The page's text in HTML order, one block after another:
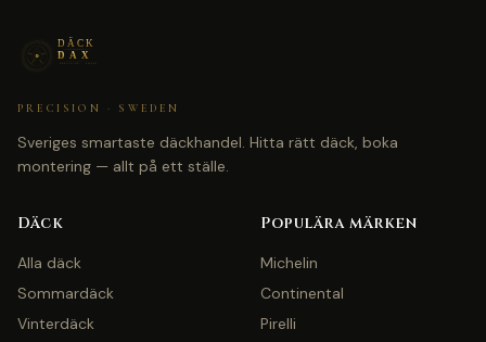
PRECISION · SWEDEN
Sveriges smartaste däckhandel. Hitta rätt däck, boka
montering — allt på ett ställe.
Däck
Alla däck
Sommardäck
Vinterdäck
Populära märken
Michelin
Continental
Pirelli